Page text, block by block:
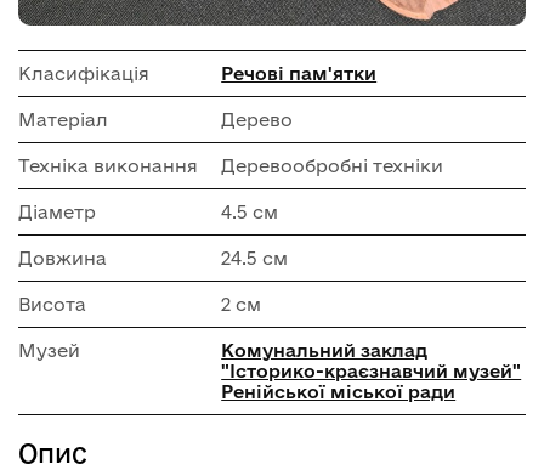
Класифікація Речові пам'ятки
Матеріал Дерево
Техніка виконання Деревообробні техніки
Діаметр 4.5 см
Довжина 24.5 см
Висота 2 см
Музей
Комунальний заклад
"Історико-краєзнавчий музей"
Ренійської міської ради
Опис